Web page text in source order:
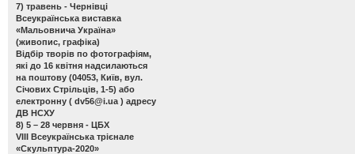
7) травень - Чернівці
Всеукраїнська виставка
«Мальовнича Україна»
(живопис, графіка)
Відбір творів по фотографіям,
які до 16 квітня надсилаються
на поштову (04053, Київ, вул.
Січових Стрільців, 1-5) або
електронну ( dv56@i.ua ) адресу
ДВ НСХУ
8) 5 – 28 червня - ЦБХ
VIII Всеукраїнська трієнале
«Скульптура-2020»